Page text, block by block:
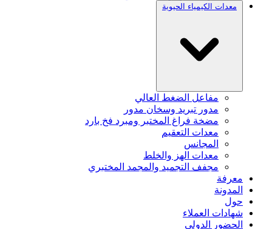
معدات الكيمياء الحيوية
مفاعل الضغط العالي
مدور تبريد وسخان مدور
مضخة فراغ المختبر ومبرد فخ بارد
معدات التعقيم
المجانس
معدات الهز والخلط
مجفف التجميد والمجمد المختبري
معرفة
المدونة
حول
شهادات العملاء
الحضور الدولي